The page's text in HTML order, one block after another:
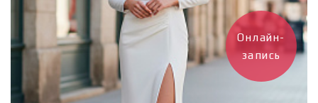
Онлайн-
запись